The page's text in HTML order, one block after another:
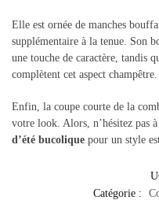
Elle est ornée de manches
supplémentaire à la tenue. Son
une touche de caractère, tandis
complètent cet aspect champêtre.
Enfin, la coupe courte de la
votre look. Alors, n’hésitez pas
d’été bucolique pour un style
Catégorie :